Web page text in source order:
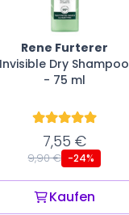
Rene Furterer
Invisible Dry Shampoo
- 75 ml
7,55 €
9,90 € -24%
Kaufen